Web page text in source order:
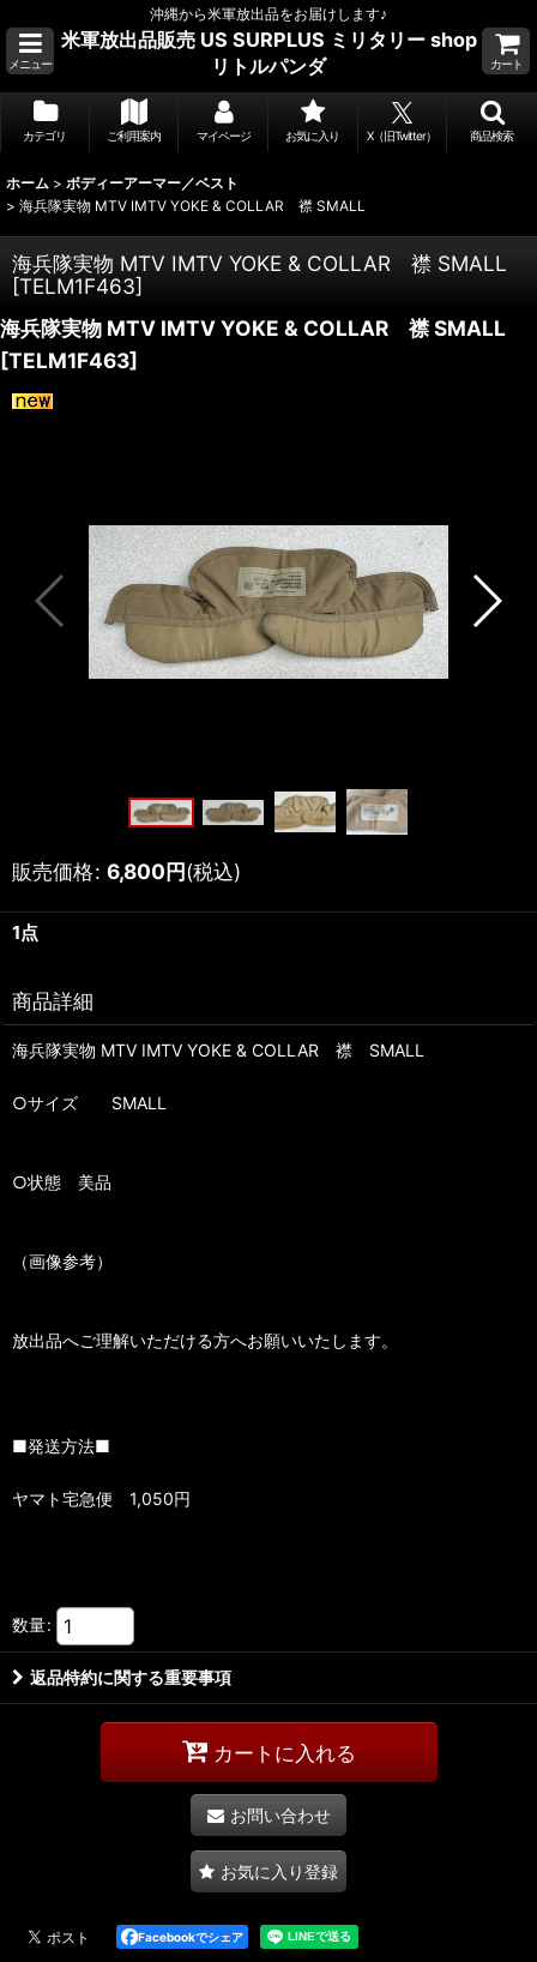
沖縄から米軍放出品をお届けします♪
メニュー
米軍放出品販売 US SURPLUS ミリタリー shop
リトルパンダ
カート
カテゴリ ご利用案内 マイページ お気に入り X（旧Twitter） 商品検索
ホーム > ボディーアーマー／ベスト
> 海兵隊実物 MTV IMTV YOKE & COLLAR 襟 SMALL
海兵隊実物 MTV IMTV YOKE & COLLAR 襟 SMALL
[TELM1F463]
海兵隊実物 MTV IMTV YOKE & COLLAR 襟 SMALL
[TELM1F463]
販売価格: 6,800円(税込)
1点
商品詳細
海兵隊実物 MTV IMTV YOKE & COLLAR 襟 SMALL
○サイズ SMALL
○状態 美品
（画像参考）
放出品へご理解いただける方へお願いいたします。
■発送方法■
ヤマト宅急便 1,050円
数量:
返品特約に関する重要事項
カートに入れる
お問い合わせ
お気に入り登録
Facebookでシェア